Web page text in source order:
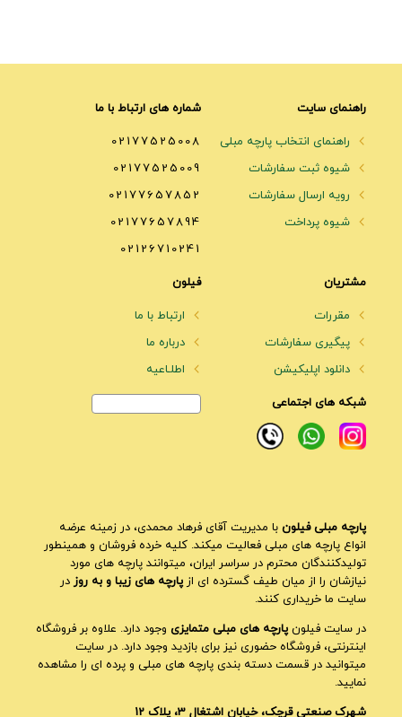
راهنمای سایت
راهنمای انتخاب پارچه مبلی
شیوه ثبت سفارشات
رویه ارسال سفارشات
شیوه پرداخت
شماره های ارتباط با ما
02177525008
02177525009
02177657852
02177657894
02126710241
مشتریان
مقررات
پیگیری سفارشات
دانلود اپلیکیشن
فیلون
ارتباط با ما
درباره ما
اطلـاعیه
شبکه های اجتماعی
پارچه مبلی فیلون با مدیریت آقای فرهاد محمدی، در زمینه عرضه
انواع پارچه های مبلی فعالیت میکند. کلیه خرده فروشان و همینطور
تولیدکنندگان محترم در سراسر ایران، میتوانند پارچه های مورد
نیازشان را از میان طیف گسترده ای ازپارچه های زیبا و به روز در
سایت ما خریداری کنند.
در سایت فیلونپارچه های مبلی متمایزی وجود دارد. علاوه بر فروشگاه
اینترنتی، فروشگاه حضوری نیز برای بازدید وجود دارد. در سایت
میتوانید در قسمت دسته بندی پارچه های مبلی و پرده ای را مشاهده
نمایید.
شهرک صنعتی قرچک، خیابان اشتغال 3، پلاک 12